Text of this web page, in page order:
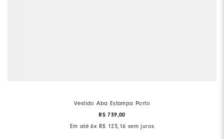
Vestido Aba Estampa Porto
R$ 739,00
Em até6x R$ 123, 16 sem juros